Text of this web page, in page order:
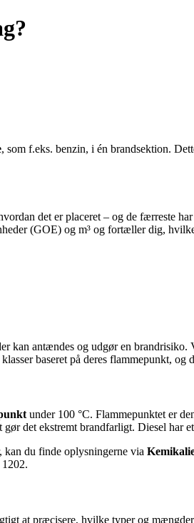
, som f.eks. benzin, i én brandsektion.
det er placeret – og de færreste
(GOE) og m³ og fortæller dig,
kan antændes og udgør en
baseret på deres flammepunkt, og
under 100 °C. Flammepunktet er
gør det ekstremt brandfarligt. Diesel har
kan du finde oplysningerne via
at præcisere, hvilke typer og